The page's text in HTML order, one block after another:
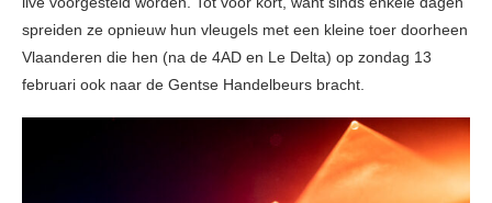
spreiden ze opnieuw hun vleugels met een kleine toer doorheen
Vlaanderen die hen (na de 4AD en Le Delta) op zondag 13
februari ook naar de Gentse Handelbeurs bracht.